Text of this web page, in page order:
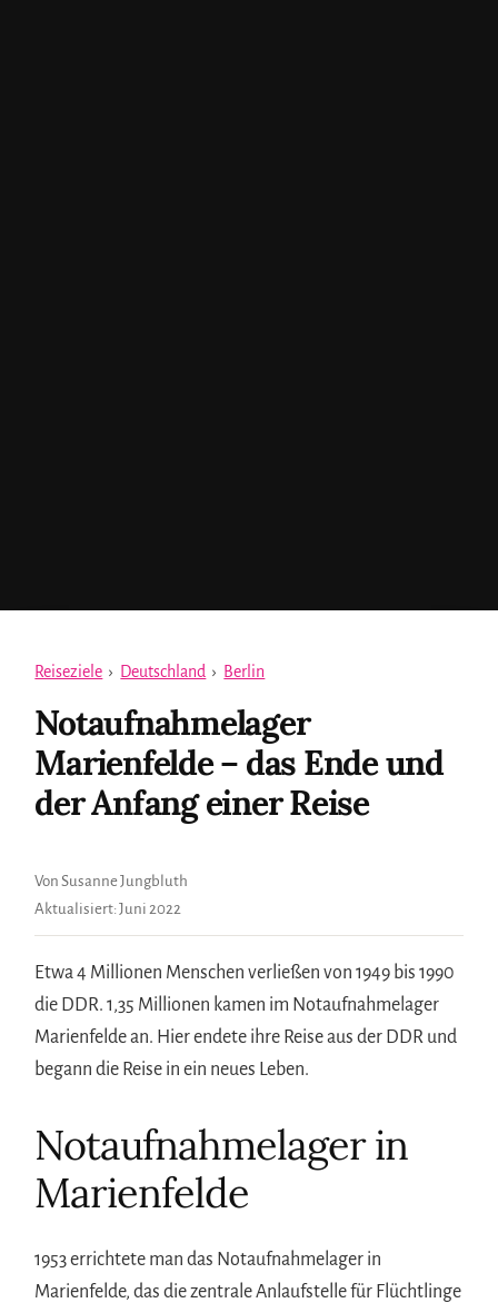
Reiseziele › Deutschland › Berlin
Notaufnahmelager
Marienfelde – das Ende und
der Anfang einer Reise
Von Susanne Jungbluth
Aktualisiert:Juni 2022
Etwa 4 Millionen Menschen verließen von 1949 bis 1990
die DDR. 1,35 Millionen kamen im Notaufnahmelager
Marienfelde an. Hier endete ihre Reise aus der DDR und
begann die Reise in ein neues Leben.
Notaufnahmelager in
Marienfelde
1953 errichtete man das Notaufnahmelager in
Marienfelde, das die zentrale Anlaufstelle für Flüchtlinge